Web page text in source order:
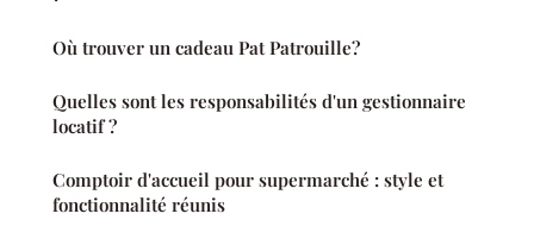
Où trouver un cadeau Pat Patrouille?
Quelles sont les responsabilités d'un gestionnaire
locatif ?
Comptoir d'accueil pour supermarché : style et
fonctionnalité réunis